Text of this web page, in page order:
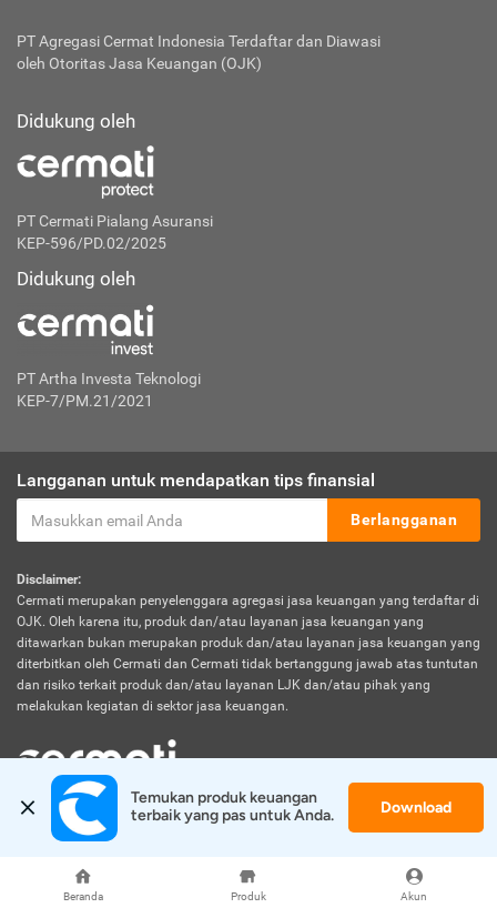
Beranda Produk Akun
PT Agregasi Cermat Indonesia Terdaftar dan Diawasi
oleh Otoritas Jasa Keuangan (OJK)
Didukung oleh
PT Cermati Pialang Asuransi
KEP-596/PD.02/2025
Didukung oleh
PT Artha Investa Teknologi
KEP-7/PM.21/2021
Langganan untuk mendapatkan tips finansial
Berlangganan
Disclaimer:
Cermati merupakan penyelenggara agregasi jasa keuangan yang terdaftar di
OJK. Oleh karena itu, produk dan/atau layanan jasa keuangan yang
ditawarkan bukan merupakan produk dan/atau layanan jasa keuangan yang
diterbitkan oleh Cermati dan Cermati tidak bertanggung jawab atas tuntutan
dan risiko terkait produk dan/atau layanan LJK dan/atau pihak yang
melakukan kegiatan di sektor jasa keuangan.
© 2026 Cermati. All Rights Reserved.
Temukan produk keuangan
terbaik yang pas untuk Anda.
Download